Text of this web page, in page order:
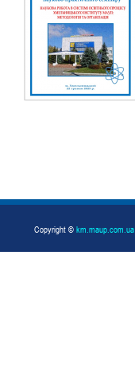
Copyright © km.maup.com.ua